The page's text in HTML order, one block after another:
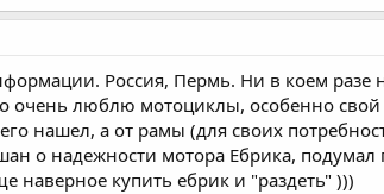
Россия, Пермь. Ни в коем разе
очень люблю мотоциклы, особенно
нашел, а от рамы (для своих
о надежности мотора Ебрика,
наверное купить ебрик и "раздеть" )))